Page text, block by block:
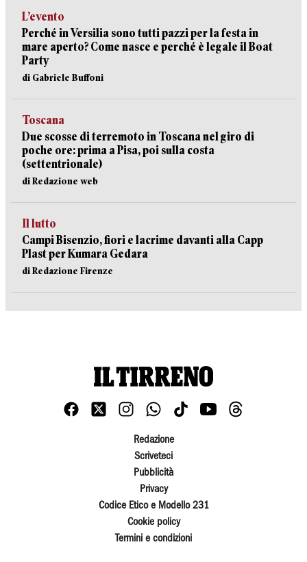
L’evento
Perché in Versilia sono tutti pazzi per la festa in
mare aperto? Come nasce e perché è legale il Boat
Party
di Gabriele Buffoni
Toscana
Due scosse di terremoto in Toscana nel giro di
poche ore: prima a Pisa, poi sulla costa
(settentrionale)
di Redazione web
Il lutto
Campi Bisenzio, fiori e lacrime davanti alla Capp
Plast per Kumara Gedara
di Redazione Firenze
Redazione
Scriveteci
Pubblicità
Privacy
Codice Etico e Modello 231
Cookie policy
Termini e condizioni